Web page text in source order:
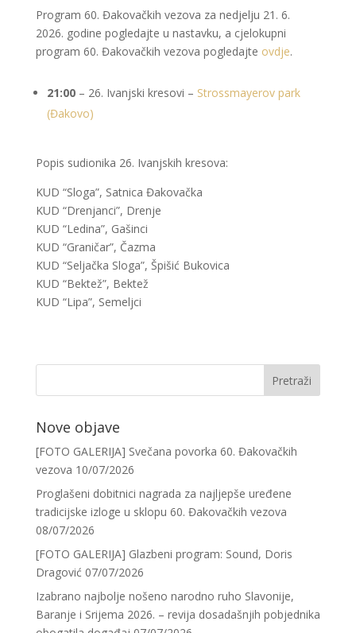
Program 60. Đakovačkih vezova za nedjelju 21. 6.
2026. godine pogledajte u nastavku, a cjelokupni
program 60. Đakovačkih vezova pogledajte ovdje.
21:00– 26. Ivanjski kresovi – Strossmayerov park
(Đakovo)
Popis sudionika 26. Ivanjskih kresova:
KUD “Sloga”, Satnica Đakovačka
KUD “Drenjanci”, Drenje
KUD “Ledina”, Gašinci
KUD “Graničar”, Čazma
KUD “Seljačka Sloga”, Špišić Bukovica
KUD “Bektež”, Bektež
KUD “Lipa”, Semeljci
Nove objave
[FOTO GALERIJA] Svečana povorka 60. Đakovačkih
vezova 10/07/2026
Proglašeni dobitnici nagrada za najljepše uređene
tradicijske izloge u sklopu 60. Đakovačkih vezova
08/07/2026
[FOTO GALERIJA] Glazbeni program: Sound, Doris
Dragović 07/07/2026
Izabrano najbolje nošeno narodno ruho Slavonije,
Baranje i Srijema 2026. – revija dosadašnjih pobjednika